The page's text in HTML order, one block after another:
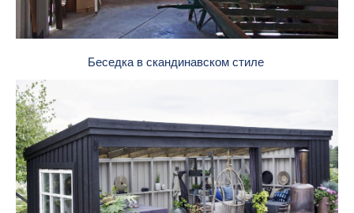
Беседка в скандинавском стиле